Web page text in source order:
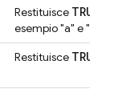
Restituisce TRUE
esempio "a" e "bc"
Restituisce TRUE